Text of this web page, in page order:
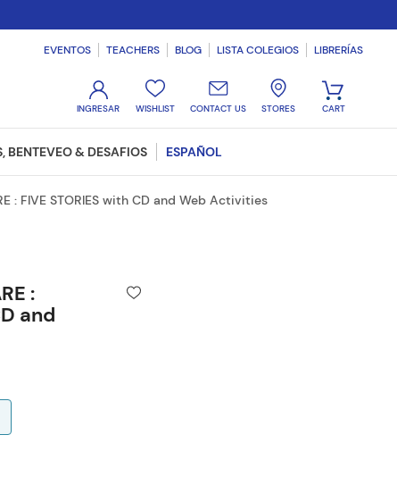
EVENTOS TEACHERS BLOG LISTA COLEGIOS LIBRERÍAS
WISHLIST CONTACT US STORES
BENTEVEO & DESAFIOS ESPAÑOL
: FIVE STORIES with CD and Web Activities
:
and